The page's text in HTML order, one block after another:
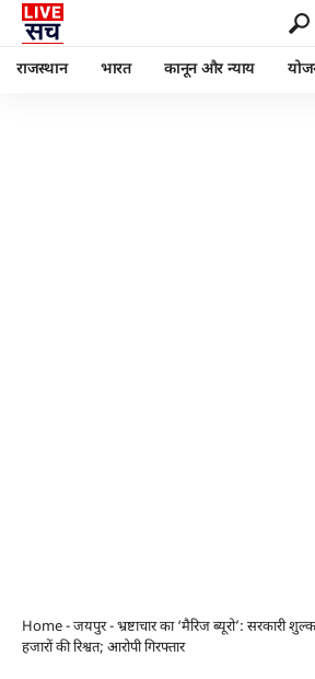
राजस्थान भारत कानून और न्याय
Home-जयपुर-भ्रष्टाचार का ‘मैरिज ब्यूरो’:
हजारों की रिश्वत; आरोपी गिरफ्तार